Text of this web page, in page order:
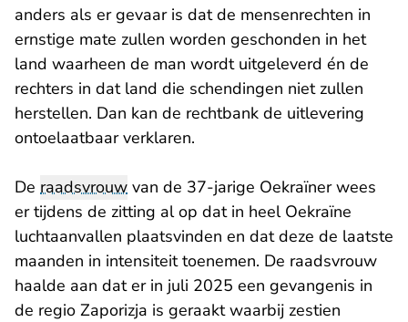
anders als er gevaar is dat de mensenrechten in
ernstige mate zullen worden geschonden in het
land waarheen de man wordt uitgeleverd én de
rechters in dat land die schendingen niet zullen
herstellen. Dan kan de rechtbank de uitlevering
ontoelaatbaar verklaren.
De raadsvrouw van de 37-jarige Oekraïner wees
er tijdens de zitting al op dat in heel Oekraïne
luchtaanvallen plaatsvinden en dat deze de laatste
maanden in intensiteit toenemen. De raadsvrouw
haalde aan dat er in juli 2025 een gevangenis in
de regio Zaporizja is geraakt waarbij zestien